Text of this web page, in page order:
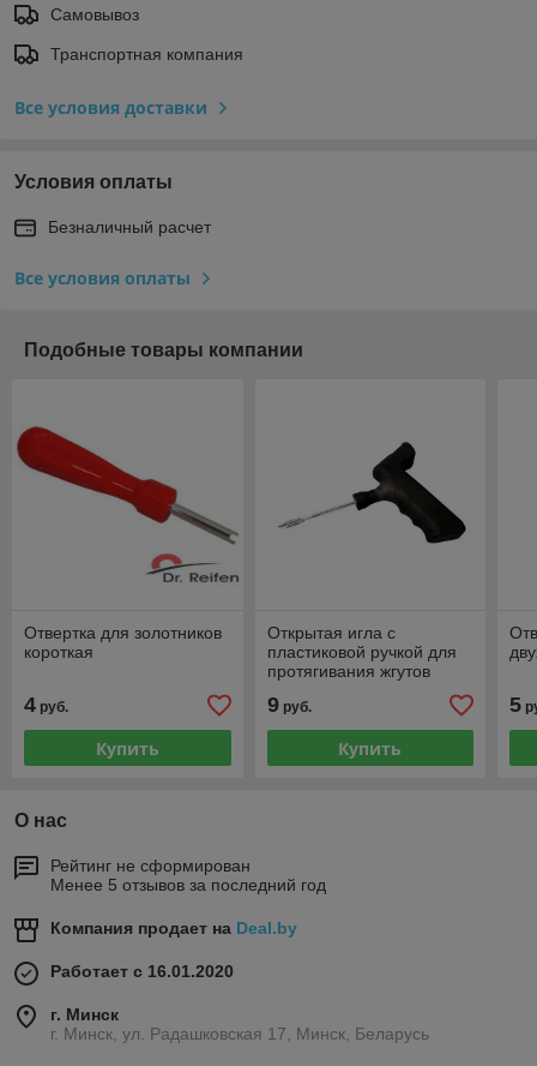
Самовывоз
Транспортная компания
Все условия доставки
Условия оплаты
Безналичный расчет
Все условия оплаты
Подобные товары компании
Отвертка для золотников
короткая
4 руб.
Купить
Открытая игла с
пластиковой ручкой для
протягивания жгутов
9руб.
Купить
5
О нас
Рейтинг не сформирован
Менее 5 отзывов за последний год
Компания продает на Deal.by
Работает с 16.01.2020
г. Минск
г. Минск, ул. Радашковская 17, Минск, Беларусь